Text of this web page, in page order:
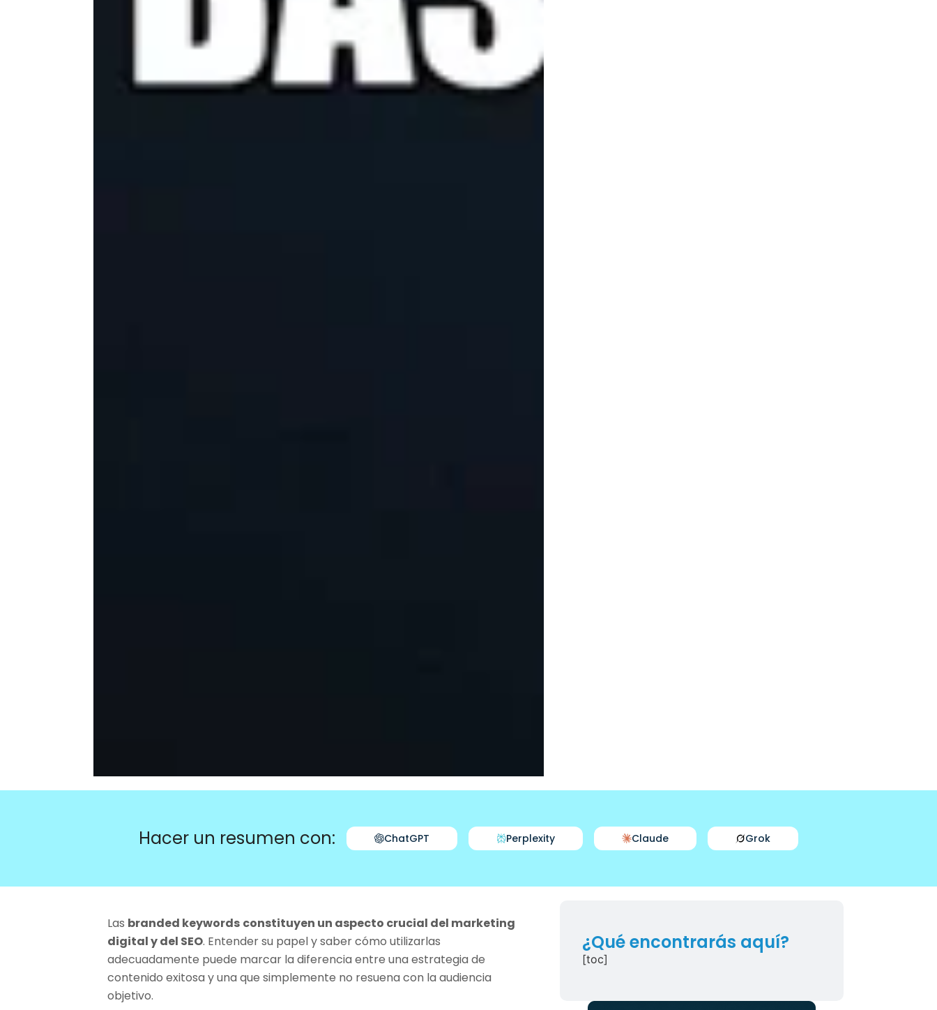
Hacer un resumen con: ChatGPT Perplexity Claude Grok
Las branded keywords constituyen un aspecto crucial del marketing
digital y del SEO. Entender su papel y saber cómo utilizarlas
adecuadamente puede marcar la diferencia entre una estrategia de
contenido exitosa y una que simplemente no resuena con la audiencia
objetivo.
¿Qué encontrarás aquí?
[toc]